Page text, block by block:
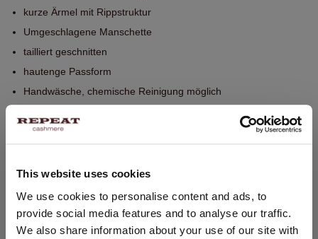
This website uses cookies
We use cookies to personalise content and ads, to
provide social media features and to analyse our traffic.
We also share information about your use of our site with
kurze Ärmel mit Rippstruktur
Umgeschlagene Manschette
tailliert geschnitten
hautenge Passform
Handwäsche, chemische Reinigung möglich
PFLEGEHINWEISE
STANDORT ÄNDERN
Sie besuchen Repeat cashmere von Schweiz (CHF) aus.
Möchten Sie Ihre Standort aktualisieren?